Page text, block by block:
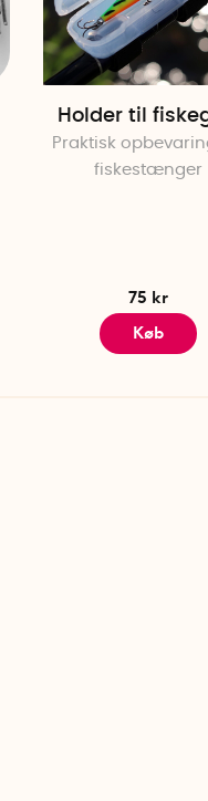
Holder til
Praktisk
fiskestænger
75 kr
Køb